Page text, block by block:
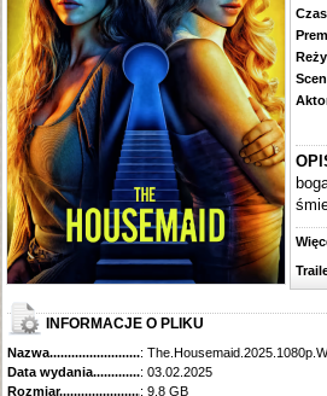
INFORMACJE O PLIKU
Nazwa.............................................
:
Data wydania......................................
: 03.02.2025
Rozmiar...........................................
: 9.8 GB